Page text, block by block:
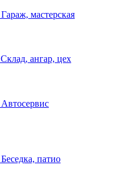
Гараж, мастерская
Склад, ангар, цех
Автосервис
Беседка, патио